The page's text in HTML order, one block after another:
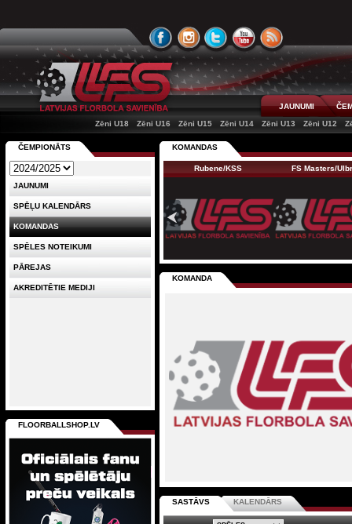
JAUNUMI
Zēni U18
Zēni U16 Zēni U15 Zēni U14 Zēni U13 Zēni U12
KOMANDAS
Rubene/KSS FS Masters/
KOMANDA
SASTĀVS KALENDĀRS
ČEMPIONĀTS
JAUNUMI
SPĒĻU KALENDĀRS
KOMANDAS
SPĒLES NOTEIKUMI
PĀREJAS
AKREDITĒTIE MEDIJI
FLOORBALLSHOP.LV